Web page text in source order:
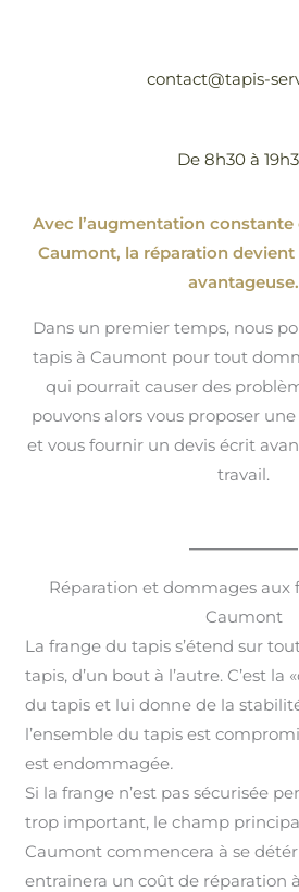
contact@tapis-
De 8h30 à
Avec l’augmentation constante
Caumont, la réparation
avantageuse.
Dans un premier temps, nous
tapis à Caumont pour tout
qui pourrait causer des
pouvons alors vous proposer
et vous fournir un devis écrit
travail.
Réparation et dommages aux
Caumont
La frange du tapis s’étend sur
tapis, d’un bout à l’autre. C’est la
du tapis et lui donne de la
l’ensemble du tapis est
est endommagée.
Si la frange n’est pas sécurisée
trop important, le champ
Caumont commencera à se
entrainera un coût de réparation